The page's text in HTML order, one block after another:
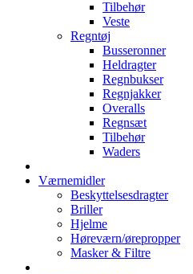
Tilbehør
Veste
Regntøj
Busseronner
Heldragter
Regnbukser
Regnjakker
Overalls
Regnsæt
Tilbehør
Waders
Værnemidler
Beskyttelsesdragter
Briller
Hjelme
Høreværn/ørepropper
Masker & Filtre